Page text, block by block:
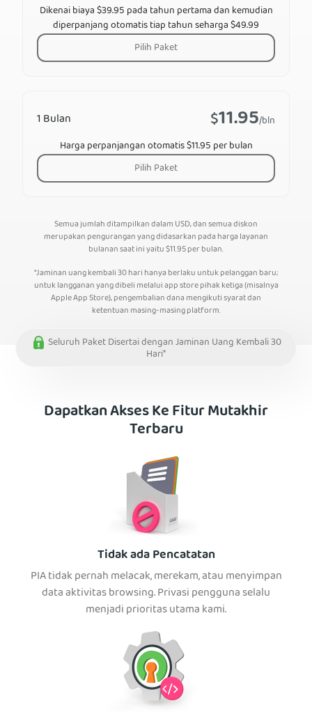
1 Bulan $11.95/bln
Harga perpanjangan otomatis $11.95 per bulan
Pilih Paket
Dikenai biaya $39.95 pada tahun pertama dan kemudian
diperpanjang otomatis tiap tahun seharga $49.99
Pilih Paket
Semua jumlah ditampilkan dalam USD, dan semua diskon
merupakan pengurangan yang didasarkan pada harga layanan
bulanan saat ini yaitu$11.95per bulan.
*Jaminan uang kembali 30 hari hanya berlaku untuk pelanggan baru;
untuk langganan yang dibeli melalui app store pihak ketiga (misalnya
Apple App Store), pengembalian dana mengikuti syarat dan
ketentuan masing-masing platform.
Seluruh Paket Disertai dengan Jaminan Uang Kembali 30
Hari*
Dapatkan Akses Ke Fitur Mutakhir
Terbaru
Tidak ada Pencatatan
PIA tidak pernah melacak, merekam, atau menyimpan
data aktivitas browsing. Privasi pengguna selalu
menjadi prioritas utama kami.